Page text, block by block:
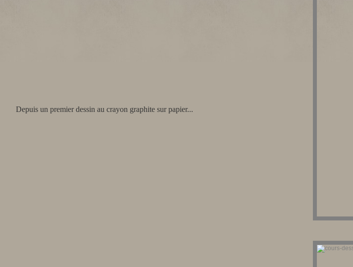
Depuis un premier dessin au crayon graphite sur papier...